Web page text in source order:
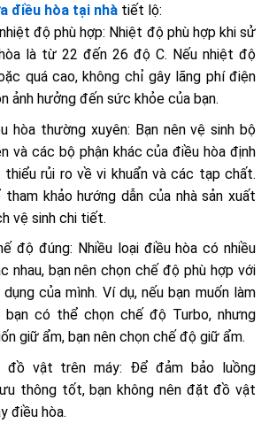
điều hòa tại nhà tiết lộ:
độ phù hợp: Nhiệt độ phù hợp khi sử
là từ 22 đến 26 độ C. Nếu nhiệt độ
quá cao, không chỉ gây lãng phí điện
ảnh hưởng đến sức khỏe của bạn.
hòa thường xuyên: Bạn nên vệ sinh bộ
và các bộ phận khác của điều hòa định
thiểu rủi ro về vi khuẩn và các tạp chất.
khảo hướng dẫn của nhà sản xuất
vệ sinh chi tiết.
độ đúng: Nhiều loại điều hòa có nhiều
nhau, bạn nên chọn chế độ phù hợp với
của mình. Ví dụ, nếu bạn muốn làm
bạn có thể chọn chế độ Turbo, nhưng
giữ ẩm, bạn nên chọn chế độ giữ ẩm.
đồ vật trên máy: Để đảm bảo luồng
thông tốt, bạn không nên đặt đồ vật
điều hòa.